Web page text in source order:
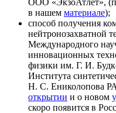
в нашем материале);
способ получения
нейтронозахватной
Международного
инновационных
физики им. Г. И.
Института
Н. С. Ениколопова
открытии и о новом
скоро появится в